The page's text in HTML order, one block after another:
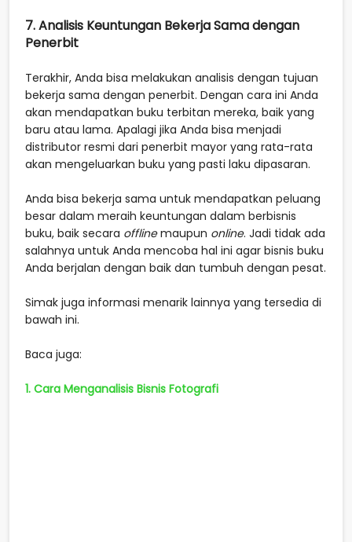
7. Analisis Keuntungan Bekerja Sama dengan
Penerbit
Terakhir, Anda bisa melakukan analisis dengan tujuan
bekerja sama dengan penerbit. Dengan cara ini Anda
akan mendapatkan buku terbitan mereka, baik yang
baru atau lama. Apalagi jika Anda bisa menjadi
distributor resmi dari penerbit mayor yang rata-rata
akan mengeluarkan buku yang pasti laku dipasaran.
Anda bisa bekerja sama untuk mendapatkan peluang
besar dalam meraih keuntungan dalam berbisnis
buku, baik secara offlinemaupun online. Jadi tidak ada
salahnya untuk Anda mencoba hal ini agar bisnis buku
Anda berjalan dengan baik dan tumbuh dengan pesat.
Simak juga informasi menarik lainnya yang tersedia di
bawah ini.
Baca juga:
1. Cara Menganalisis Bisnis Fotografi